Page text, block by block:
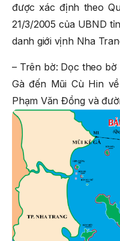
được xác định theo
21/3/2005 của UBND
danh giới vịnh Nha
– Trên bờ: Dọc theo
Gà đến Mũi Cù Hin
Phạm Văn Đồng và